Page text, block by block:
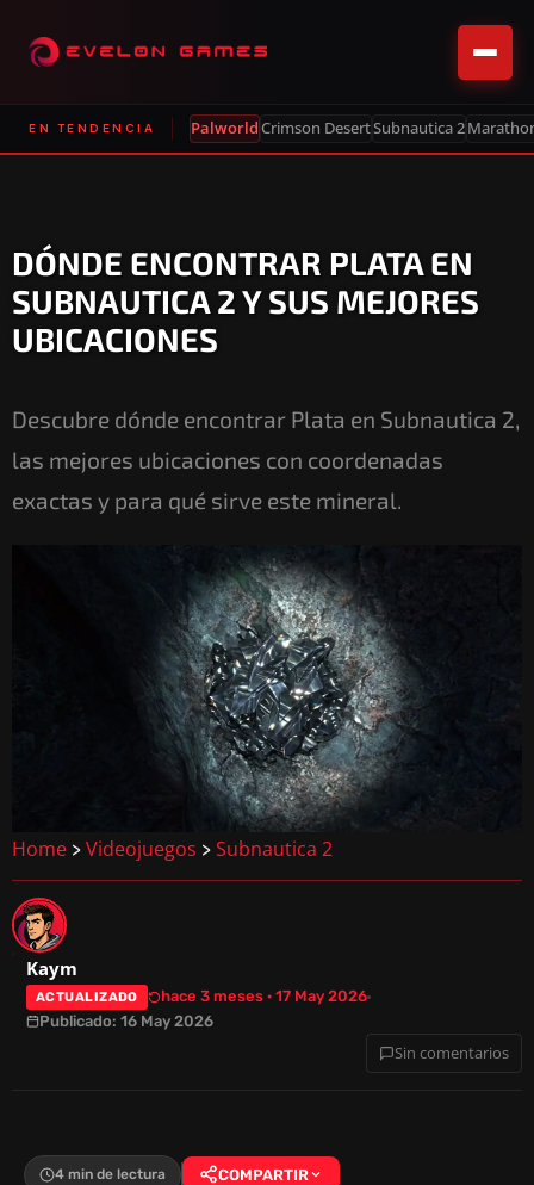
EN TENDENCIA PalworldCrimson DesertSubnautica 2
DÓNDE ENCONTRAR PLATA EN
SUBNAUTICA 2 Y SUS MEJORES
UBICACIONES
Descubre dónde encontrar Plata en Subnautica 2,
las mejores ubicaciones con coordenadas
exactas y para qué sirve este mineral.
Home > Videojuegos > Subnautica 2
Kaym
ACTUALIZADO
hace 3 meses · 17 May 2026
Publicado: 16 May 2026
Sin comentarios
4 min de lectura COMPARTIR